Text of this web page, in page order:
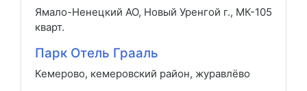
Ямало-Ненецкий АО, Новый Уренгой г., МК-105
кварт.
Парк Отель Грааль
Кемерово, кемеровский район, журавлёво